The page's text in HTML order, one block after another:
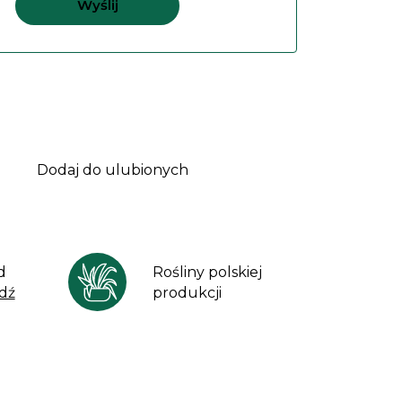
Dodaj do ulubionych
Rośliny polskiej
produkcji